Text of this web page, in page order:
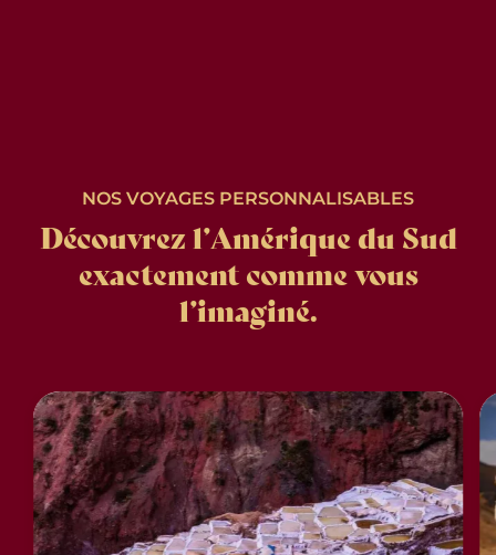
NOS VOYAGES PERSONNALISABLES
Découvrez l’Amérique du Sud
exactement comme vous
l’imaginé.